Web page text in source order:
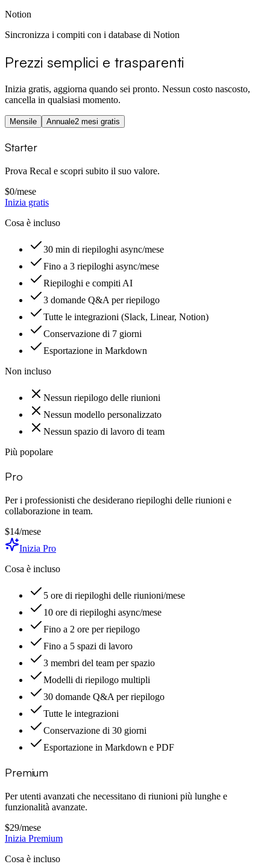
Notion
Sincronizza i compiti con i database di Notion
Prezzi semplici e trasparenti
Inizia gratis, aggiorna quando sei pronto. Nessun costo nascosto,
cancella in qualsiasi momento.
Mensile Annuale2 mesi gratis
Starter
Prova Recal e scopri subito il suo valore.
$0/mese
Inizia gratis
Cosa è incluso
30 min di riepiloghi async/mese
Fino a 3 riepiloghi async/mese
Riepiloghi e compiti AI
3 domande Q&A per riepilogo
Tutte le integrazioni (Slack, Linear, Notion)
Conservazione di 7 giorni
Esportazione in Markdown
Non incluso
Nessun riepilogo delle riunioni
Nessun modello personalizzato
Nessun spazio di lavoro di team
Più popolare
Pro
Per i professionisti che desiderano riepiloghi delle riunioni e
collaborazione in team.
$14/mese
Inizia Pro
Cosa è incluso
5 ore di riepiloghi delle riunioni/mese
10 ore di riepiloghi async/mese
Fino a 2 ore per riepilogo
Fino a 5 spazi di lavoro
3 membri del team per spazio
Modelli di riepilogo multipli
30 domande Q&A per riepilogo
Tutte le integrazioni
Conservazione di 30 giorni
Esportazione in Markdown e PDF
Premium
Per utenti avanzati che necessitano di riunioni più lunghe e
funzionalità avanzate.
$29/mese
Inizia Premium
Cosa è incluso